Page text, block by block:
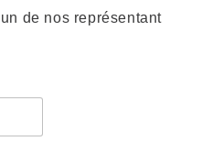
de nos représentant